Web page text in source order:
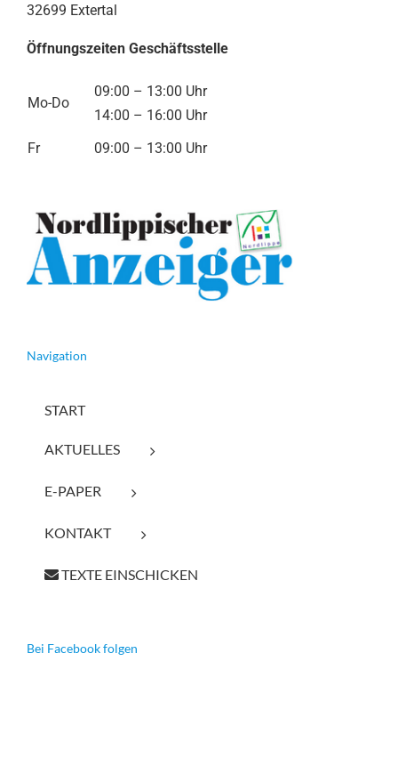
32699 Extertal
Öffnungszeiten Geschäftsstelle
Mo-Do
09:00 – 13:00 Uhr
14:00 – 16:00 Uhr
Fr
09:00 – 13:00 Uhr
Navigation
START
AKTUELLES
E-PAPER
KONTAKT
TEXTE EINSCHICKEN
Bei Facebook folgen